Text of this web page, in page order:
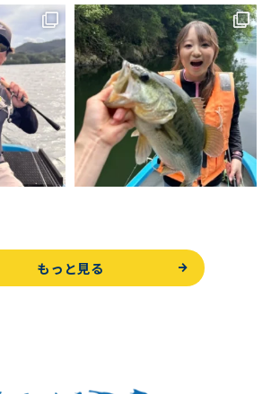
もっと見る